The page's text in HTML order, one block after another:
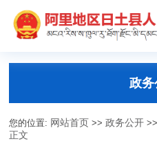
政务
您的位置: 网站首页 >>政务公开
正文